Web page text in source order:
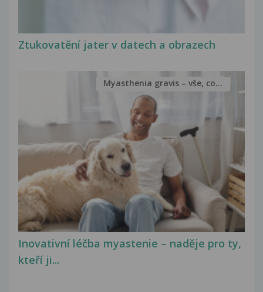
Ztukovatění jater v datech a obrazech
Inovativní léčba myastenie – naděje pro ty,
kteří ji...
Myasthenia gravis – vše, co...